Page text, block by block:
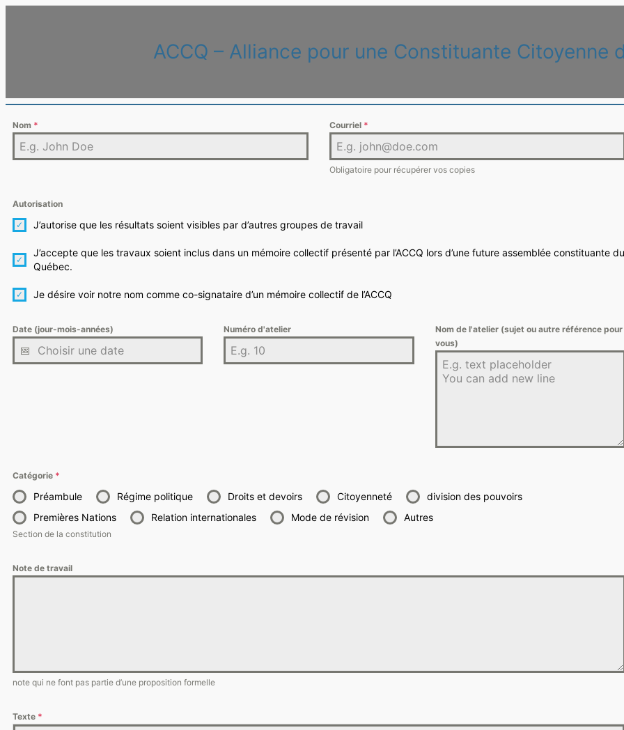
ACCQ – Alliance pour une Constituante Citoyenne
Nom * Courriel *
Obligatoire pour récupérer vos copies
Autorisation
J’autorise que les résultats soient visibles par d’autres groupes de travail
J’accepte que les travaux soient inclus dans un mémoire collectif présenté par l’ACCQ lors d’une future assemblée constituante du
Québec.
Je désire voir notre nom comme co-signataire d’un mémoire collectif de l’ACCQ
Date (jour-mois-années) Numéro d'atelier
Nom de l'atelier (sujet ou autre référence pour
vous)
Catégorie *
Préambule Régime politique Droits et devoirs Citoyenneté
division des pouvoirs
Premières Nations
Relation internationales Mode de révision Autres
Section de la constitution
Note de travail
note qui ne font pas partie d’une proposition formelle
Texte *